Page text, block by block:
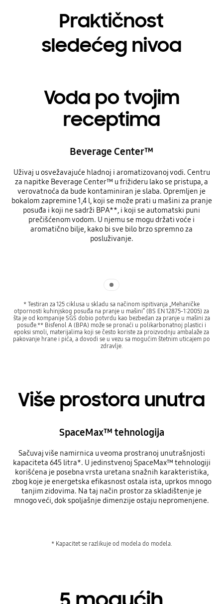
Praktičnost
sledećeg nivoa
Voda po tvojim
receptima
Beverage Center™
Uživaj u osvežavajuće hladnoj i aromatizovanoj vodi. Centru
za napitke Beverage Center™ u frižideru lako se pristupa, a
verovatnoća da bude kontaminiran je slaba. Opremljen je
bokalom zapremine 1,4 l, koji se može prati u mašini za pranje
posuđa i koji ne sadrži BPA**, i koji se automatski puni
prečišćenom vodom. U njemu se mogu držati voće i
aromatično bilje, kako bi sve bilo brzo spremno za
posluživanje.
* Testiran za 125 ciklusa u skladu sa načinom ispitivanja „Mehaničke
otpornosti kuhinjskog posuđa na pranje u mašini” (BS EN 12875-1:2005) za
šta je od kompanije SGS dobio potvrdu kao bezbedan za pranje u mašini za
posuđe.** Bisfenol A (BPA) može se pronaći u polikarbonatnoj plastici i
epoksi smoli, materijalima koji se često koriste za proizvodnju ambalaže za
pakovanje hrane i pića, a dovodi se u vezu sa mogućim štetnim uticajem po
zdravlje.
Više prostora unutra
SpaceMax™ tehnologija
Sačuvaj više namirnica u veoma prostranoj unutrašnjosti
kapaciteta 645 litra*. U jedinstvenoj SpaceMax™ tehnologiji
korišćena je posebna vrsta uretana snažnih karakteristika,
zbog koje je energetska efikasnost ostala ista, uprkos mnogo
tanjim zidovima. Na taj način prostor za skladištenje je
mnogo veći, dok spoljašnje dimenzije ostaju nepromenjene.
* Kapacitet se razlikuje od modela do modela.